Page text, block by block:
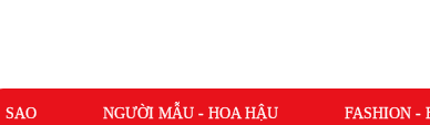
SAO NGƯỜI MẪU - HOA HẬU FASHION -